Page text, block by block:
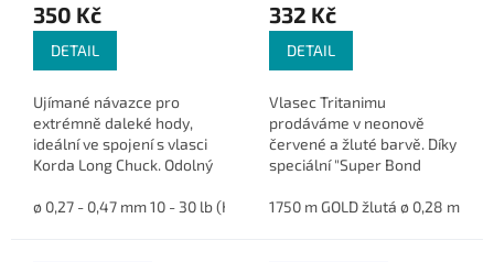
350 Kč
DETAIL
Ujímané návazce pro
extrémně daleké hody,
ideální ve spojení s vlasci
Korda Long Chuck. Odolný
průtažností, minimalizuje
ø 0,27 - 0,47 mm 10 - 30 lb (KDCM05) ø 0,30 - 0,47 mm 12 - 30 lb
332 Kč
DETAIL
Vlasec Tritanimu
prodáváme v neonově
červené a žluté barvě. Díky
speciální "Super Bond
10x větší odolnost proti
1750 m GOLD žlutá ø 0,28 mm